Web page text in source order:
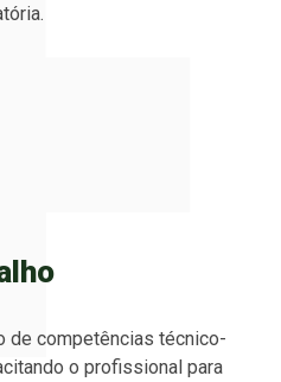
de competências técnico-
o profissional para